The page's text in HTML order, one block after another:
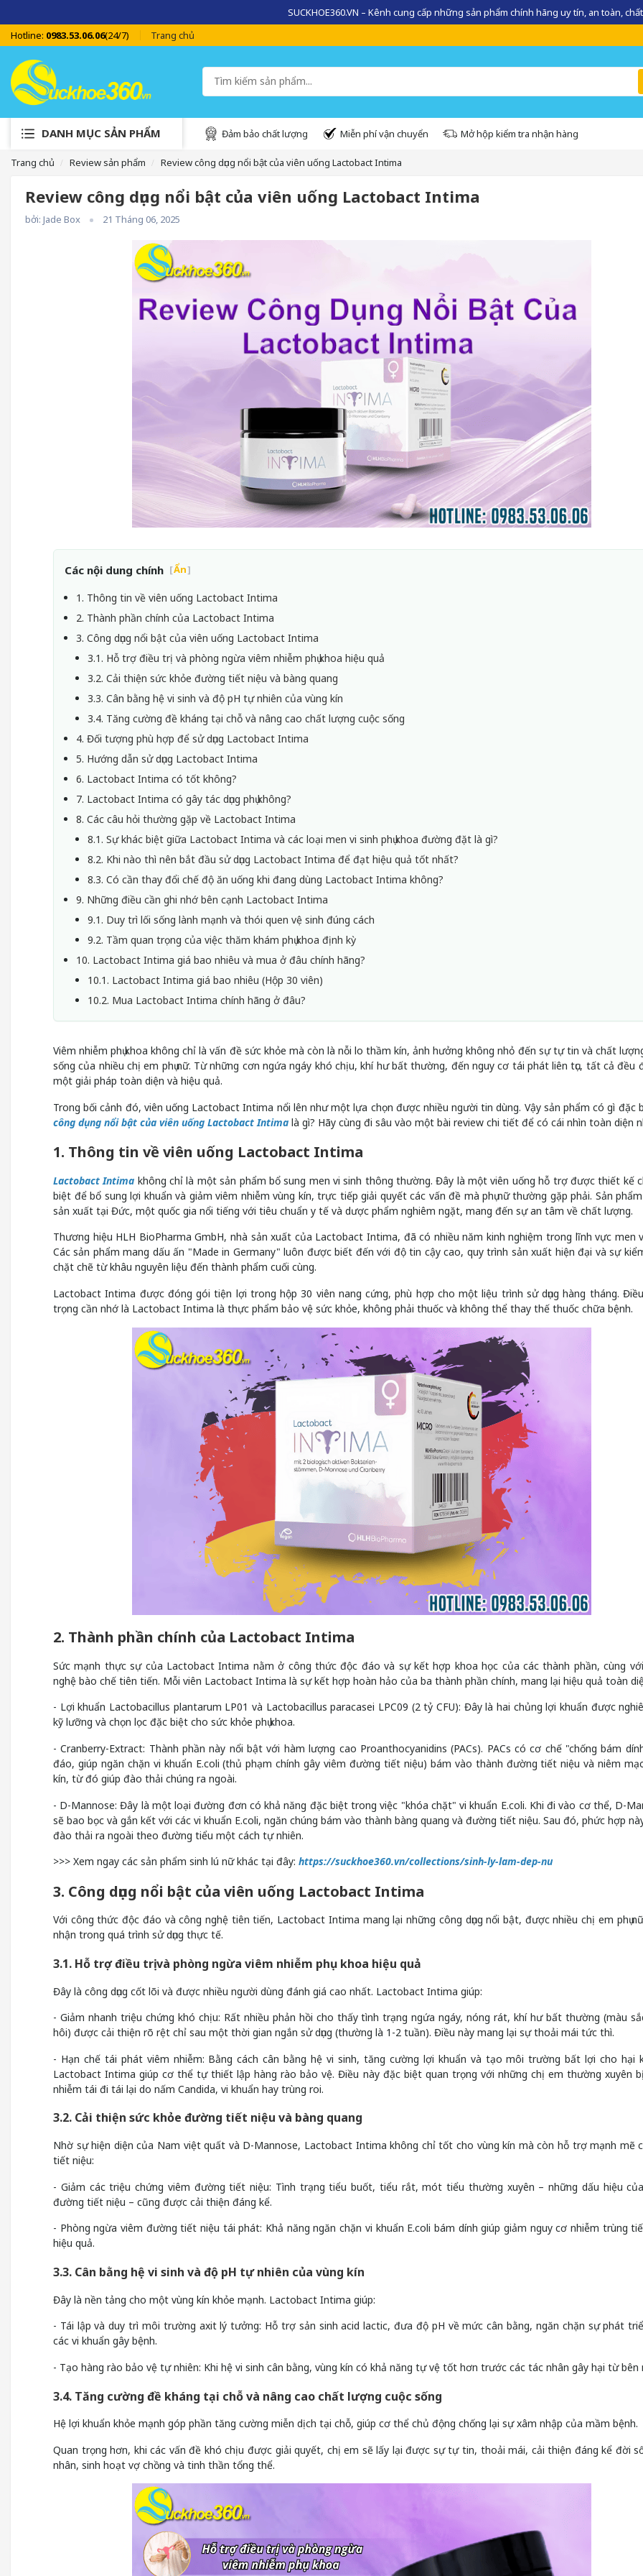
SUCKHOE360.VN – Kênh cung cấp những sản phẩm chính hãng uy tín, an toàn,
Hotline: 0983.53.06.06(24/7) Trang chủ
DANH MỤC SẢN PHẨM Đảm bảo chất lượng Miễn phí vận chuyển Mở hộp kiểm tra nhận hàng
Trang chủ Review sản phẩm Review công dụng nổi bật của viên uống Lactobact Intima
Review công dụng nổi bật của viên uống Lactobact Intima
bởi: Jade Box 21 Tháng 06, 2025
Các nội dung chính [Ẩn]
1. Thông tin về viên uống Lactobact Intima
2. Thành phần chính của Lactobact Intima
3. Công dụng nổi bật của viên uống Lactobact Intima
3.1. Hỗ trợ điều trị và phòng ngừa viêm nhiễm phụ khoa hiệu quả
3.2. Cải thiện sức khỏe đường tiết niệu và bàng quang
3.3. Cân bằng hệ vi sinh và độ pH tự nhiên của vùng kín
3.4. Tăng cường đề kháng tại chỗ và nâng cao chất lượng cuộc sống
4. Đối tượng phù hợp để sử dụng Lactobact Intima
5. Hướng dẫn sử dụng Lactobact Intima
6. Lactobact Intima có tốt không?
7. Lactobact Intima có gây tác dụng phụ không?
8. Các câu hỏi thường gặp về Lactobact Intima
8.1. Sự khác biệt giữa Lactobact Intima và các loại men vi sinh phụ khoa đường đặt là gì?
8.2. Khi nào thì nên bắt đầu sử dụng Lactobact Intima để đạt hiệu quả tốt nhất?
8.3. Có cần thay đổi chế độ ăn uống khi đang dùng Lactobact Intima không?
9. Những điều cần ghi nhớ bên cạnh Lactobact Intima
9.1. Duy trì lối sống lành mạnh và thói quen vệ sinh đúng cách
9.2. Tầm quan trọng của việc thăm khám phụ khoa định kỳ
10. Lactobact Intima giá bao nhiêu và mua ở đâu chính hãng?
10.1. Lactobact Intima giá bao nhiêu (Hộp 30 viên)
10.2. Mua Lactobact Intima chính hãng ở đâu?
Viêm nhiễm phụ khoa không chỉ là vấn đề sức khỏe mà còn là nỗi lo thầm kín, ảnh hưởng không nhỏ đến sự tự tin và chất
sống của nhiều chị em phụ nữ. Từ những cơn ngứa ngáy khó chịu, khí hư bất thường, đến nguy cơ tái phát liên tục, tất cả đều
một giải pháp toàn diện và hiệu quả.
Trong bối cảnh đó, viên uống Lactobact Intima nổi lên như một lựa chọn được nhiều người tin dùng. Vậy sản phẩm có gì đặc
công dụng nổi bật của viên uống Lactobact Intima là gì? Hãy cùng đi sâu vào một bài review chi tiết để có cái nhìn toàn diện
1. Thông tin về viên uống Lactobact Intima
Lactobact Intima không chỉ là một sản phẩm bổ sung men vi sinh thông thường. Đây là một viên uống hỗ trợ được thiết kế
biệt để bổ sung lợi khuẩn và giảm viêm nhiễm vùng kín, trực tiếp giải quyết các vấn đề mà phụ nữ thường gặp phải. Sản
sản xuất tại Đức, một quốc gia nổi tiếng với tiêu chuẩn y tế và dược phẩm nghiêm ngặt, mang đến sự an tâm về chất lượng.
Thương hiệu HLH BioPharma GmbH, nhà sản xuất của Lactobact Intima, đã có nhiều năm kinh nghiệm trong lĩnh vực men
Các sản phẩm mang dấu ấn "Made in Germany" luôn được biết đến với độ tin cậy cao, quy trình sản xuất hiện đại và sự
chặt chẽ từ khâu nguyên liệu đến thành phẩm cuối cùng.
Lactobact Intima được đóng gói tiện lợi trong hộp 30 viên nang cứng, phù hợp cho một liệu trình sử dụng hàng tháng.
trọng cần nhớ là Lactobact Intima là thực phẩm bảo vệ sức khỏe, không phải thuốc và không thể thay thế thuốc chữa bệnh.
2. Thành phần chính của Lactobact Intima
Sức mạnh thực sự của Lactobact Intima nằm ở công thức độc đáo và sự kết hợp khoa học của các thành phần, cùng
nghệ bào chế tiên tiến. Mỗi viên Lactobact Intima là sự kết hợp hoàn hảo của ba thành phần chính, mang lại hiệu quả toàn
- Lợi khuẩn Lactobacillus plantarum LP01 và Lactobacillus paracasei LPC09 (2 tỷ CFU): Đây là hai chủng lợi khuẩn được
kỹ lưỡng và chọn lọc đặc biệt cho sức khỏe phụ khoa.
- Cranberry-Extract: Thành phần này nổi bật với hàm lượng cao Proanthocyanidins (PACs). PACs có cơ chế "chống bám
đáo, giúp ngăn chặn vi khuẩn E.coli (thủ phạm chính gây viêm đường tiết niệu) bám vào thành đường tiết niệu và niêm
kín, từ đó giúp đào thải chúng ra ngoài.
- D-Mannose: Đây là một loại đường đơn có khả năng đặc biệt trong việc "khóa chặt" vi khuẩn E.coli. Khi đi vào cơ thể, D-
sẽ bao bọc và gắn kết với các vi khuẩn E.coli, ngăn chúng bám vào thành bàng quang và đường tiết niệu. Sau đó, phức hợp
đào thải ra ngoài theo đường tiểu một cách tự nhiên.
>>> Xem ngay các sản phẩm sinh lú nữ khác tại đây: https://suckhoe360.vn/collections/sinh-ly-lam-dep-nu
3. Công dụng nổi bật của viên uống Lactobact Intima
Với công thức độc đáo và công nghệ tiên tiến, Lactobact Intima mang lại những công dụng nổi bật, được nhiều chị em phụ
nhận trong quá trình sử dụng thực tế.
3.1. Hỗ trợ điều trị và phòng ngừa viêm nhiễm phụ khoa hiệu quả
Đây là công dụng cốt lõi và được nhiều người dùng đánh giá cao nhất. Lactobact Intima giúp:
- Giảm nhanh triệu chứng khó chịu: Rất nhiều phản hồi cho thấy tình trạng ngứa ngáy, nóng rát, khí hư bất thường (màu
hôi) được cải thiện rõ rệt chỉ sau một thời gian ngắn sử dụng (thường là 1-2 tuần). Điều này mang lại sự thoải mái tức thì.
- Hạn chế tái phát viêm nhiễm: Bằng cách cân bằng hệ vi sinh, tăng cường lợi khuẩn và tạo môi trường bất lợi cho hại
Lactobact Intima giúp cơ thể tự thiết lập hàng rào bảo vệ. Điều này đặc biệt quan trọng với những chị em thường xuyên
nhiễm tái đi tái lại do nấm Candida, vi khuẩn hay trùng roi.
3.2. Cải thiện sức khỏe đường tiết niệu và bàng quang
Nhờ sự hiện diện của Nam việt quất và D-Mannose, Lactobact Intima không chỉ tốt cho vùng kín mà còn hỗ trợ mạnh mẽ
tiết niệu:
- Giảm các triệu chứng viêm đường tiết niệu: Tình trạng tiểu buốt, tiểu rắt, mót tiểu thường xuyên – những dấu hiệu
đường tiết niệu – cũng được cải thiện đáng kể.
- Phòng ngừa viêm đường tiết niệu tái phát: Khả năng ngăn chặn vi khuẩn E.coli bám dính giúp giảm nguy cơ nhiễm trùng
hiệu quả.
3.3. Cân bằng hệ vi sinh và độ pH tự nhiên của vùng kín
Đây là nền tảng cho một vùng kín khỏe mạnh. Lactobact Intima giúp:
- Tái lập và duy trì môi trường axit lý tưởng: Hỗ trợ sản sinh acid lactic, đưa độ pH về mức cân bằng, ngăn chặn sự phát
các vi khuẩn gây bệnh.
- Tạo hàng rào bảo vệ tự nhiên: Khi hệ vi sinh cân bằng, vùng kín có khả năng tự vệ tốt hơn trước các tác nhân gây hại từ bên
3.4. Tăng cường đề kháng tại chỗ và nâng cao chất lượng cuộc sống
Hệ lợi khuẩn khỏe mạnh góp phần tăng cường miễn dịch tại chỗ, giúp cơ thể chủ động chống lại sự xâm nhập của mầm bệnh.
Quan trọng hơn, khi các vấn đề khó chịu được giải quyết, chị em sẽ lấy lại được sự tự tin, thoải mái, cải thiện đáng kể đời
nhân, sinh hoạt vợ chồng và tinh thần tổng thể.